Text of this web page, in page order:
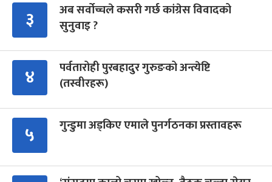
३
अब सर्वोच्चले कसरी गर्छ कांग्रेस विवादको
सुनुवाइ ?
४
पर्वतारोही पुरबहादुर गुरुङको अन्त्येष्टि
(तस्वीरहरू)
५ गुन्डुमा अड्किए एमाले पुनर्गठनका प्रस्तावहरू